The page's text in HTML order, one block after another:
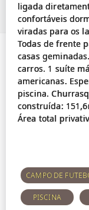
ligada
confortáveis
viradas para os
Todas de frente
casas
carros. 1 suíte
americanas.
piscina.
construída:
CAMPO DE
PISCINA